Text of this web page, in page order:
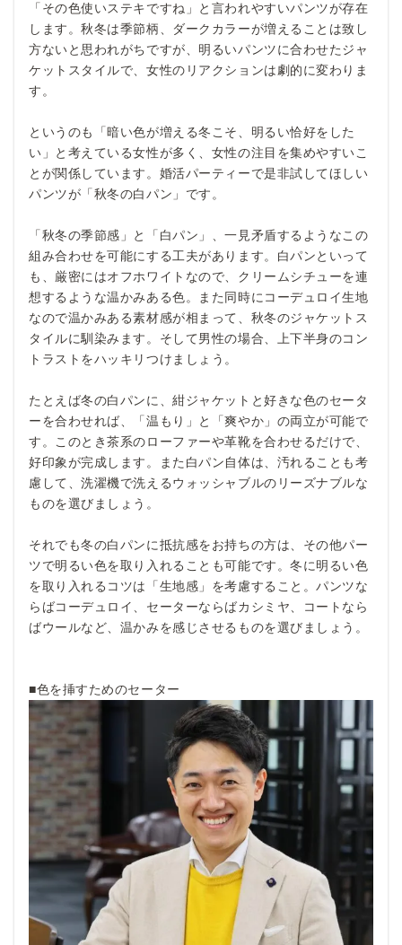
「その色使いステキですね」と言われやすいパンツが存在
します。秋冬は季節柄、ダークカラーが増えることは致し
方ないと思われがちですが、明るいパンツに合わせたジャ
ケットスタイルで、女性のリアクションは劇的に変わりま
す。
というのも「暗い色が増える冬こそ、明るい恰好をした
い」と考えている女性が多く、女性の注目を集めやすいこ
とが関係しています。婚活パーティーで是非試してほしい
パンツが「秋冬の白パン」です。
「秋冬の季節感」と「白パン」、一見矛盾するようなこの
組み合わせを可能にする工夫があります。白パンといって
も、厳密にはオフホワイトなので、クリームシチューを連
想するような温かみある色。また同時にコーデュロイ生地
なので温かみある素材感が相まって、秋冬のジャケットス
タイルに馴染みます。そして男性の場合、上下半身のコン
トラストをハッキリつけましょう。
たとえば冬の白パンに、紺ジャケットと好きな色のセータ
ーを合わせれば、「温もり」と「爽やか」の両立が可能で
す。このとき茶系のローファーや革靴を合わせるだけで、
好印象が完成します。また白パン自体は、汚れることも考
慮して、洗濯機で洗えるウォッシャブルのリーズナブルな
ものを選びましょう。
それでも冬の白パンに抵抗感をお持ちの方は、その他パー
ツで明るい色を取り入れることも可能です。冬に明るい色
を取り入れるコツは「生地感」を考慮すること。パンツな
らばコーデュロイ、セーターならばカシミヤ、コートなら
ばウールなど、温かみを感じさせるものを選びましょう。
■色を挿すためのセーター